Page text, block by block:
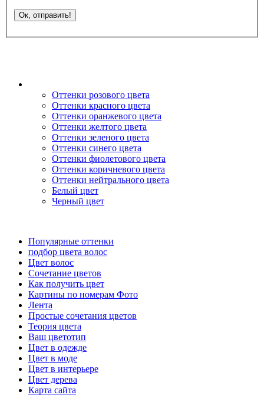
Оттенки розового цвета
Оттенки красного цвета
Оттенки оранжевого цвета
Оттенки желтого цвета
Оттенки зеленого цвета
Оттенки синего цвета
Оттенки фиолетового цвета
Оттенки коричневого цвета
Оттенки нейтрального цвета
Белый цвет
Черный цвет
Популярные оттенки
подбор цвета волос
Цвет волос
Сочетание цветов
Как получить цвет
Картины по номерам Фото
Лента
Простые сочетания цветов
Теория цвета
Ваш цветотип
Цвет в одежде
Цвет в моде
Цвет в интерьере
Цвет дерева
Карта сайта